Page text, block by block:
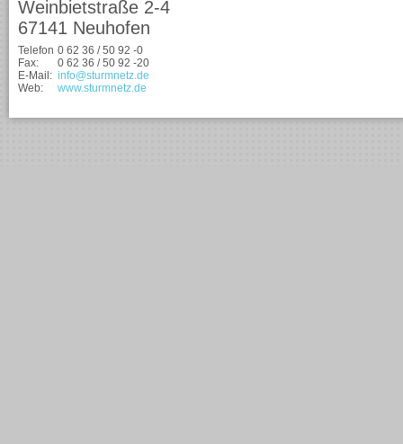
Weinbietstraße 2-4
67141 Neuhofen
Telefon 0 62 36 / 50 92 -0
Fax:
0 62 36 / 50 92 -20
E-Mail: info@sturmnetz.de
Web:
www.sturmnetz.de